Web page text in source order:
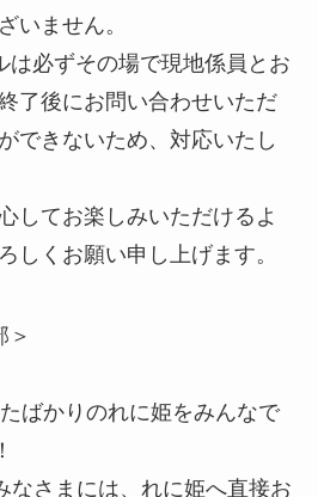
いません。
は必ずその場で現地係員とお
了後にお問い合わせいただ
できないため、対応いたし
してお楽しみいただけるよ
しくお願い申し上げます。
＞
ばかりのれに姫をみんなで
なさまには、れに姫へ直接お